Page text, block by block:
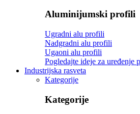
Aluminijumski profili
Ugradni alu profili
Nadgradni alu profili
Ugaoni alu profili
Pogledajte ideje za uređenje
Industrijska rasveta
Kategorije
Kategorije